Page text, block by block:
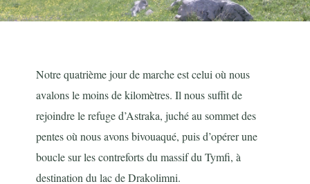
Notre quatrième jour de marche est celui où nous
avalons le moins de kilomètres. Il nous suffit de
rejoindre le refuge d’Astraka, juché au sommet des
pentes où nous avons bivouaqué, puis d’opérer une
boucle sur les contreforts du massif du Tymfi, à
destination du lac de Drakolimni.